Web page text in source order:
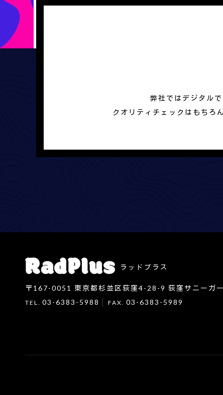
弊社ではデジタル
クオリティチェックはもちろ
ラッドプラス
〒167-0051 東京都杉並区荻窪4-28-9 荻窪サニーガ
TEL. 03-6383-5988 FAX. 03-6383-5989